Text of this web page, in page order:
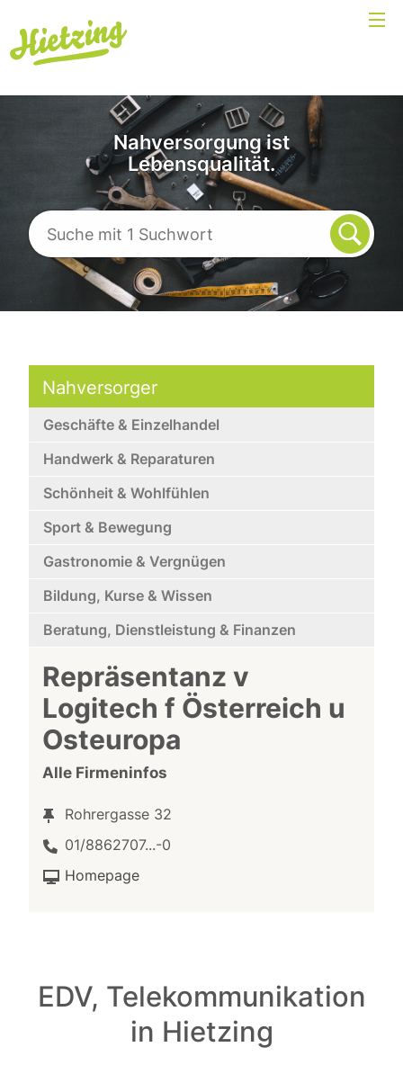
Nahversorgung ist
Lebensqualität.
Nahversorger
Geschäfte & Einzelhandel
Handwerk & Reparaturen
Schönheit & Wohlfühlen
Sport & Bewegung
Gastronomie & Vergnügen
Bildung, Kurse & Wissen
Beratung, Dienstleistung & Finanzen
Repräsentanz v
Logitech f Österreich u
Osteuropa
Alle Firmeninfos
Rohrergasse 32
01/8862707...-0
Homepage
EDV, Telekommunikation
in Hietzing